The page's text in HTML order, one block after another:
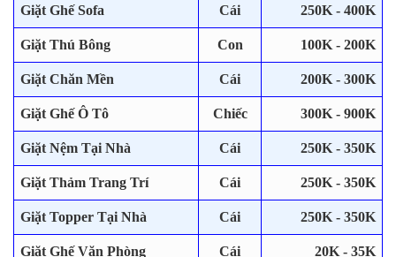
Giặt Ghế Sofa Cái 250K - 400K
Giặt Thú Bông Con 100K - 200K
Giặt Chăn Mền Cái 200K - 300K
Giặt Ghế Ô Tô Chiếc 300K - 900K
Giặt Nệm Tại Nhà Cái 250K - 350K
Giặt Thảm Trang Trí Cái 250K - 350K
Giặt Topper Tại Nhà Cái 250K - 350K
Giặt Ghế Văn Phòng Cái 20K - 35K